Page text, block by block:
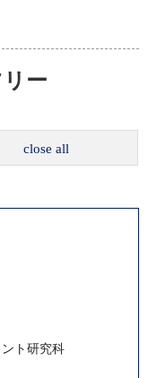
ー
close all
ト研究科